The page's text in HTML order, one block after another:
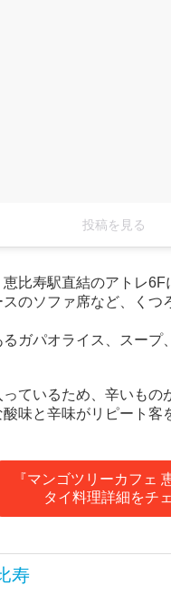
投稿を見る
比寿駅直結のアトレ6F
のソファ席など、く
ガパオライス、スー
ているため、辛いもの
味と辛味がリピート客
『マンゴツリーカフェ
タイ料理詳細をチ
寿